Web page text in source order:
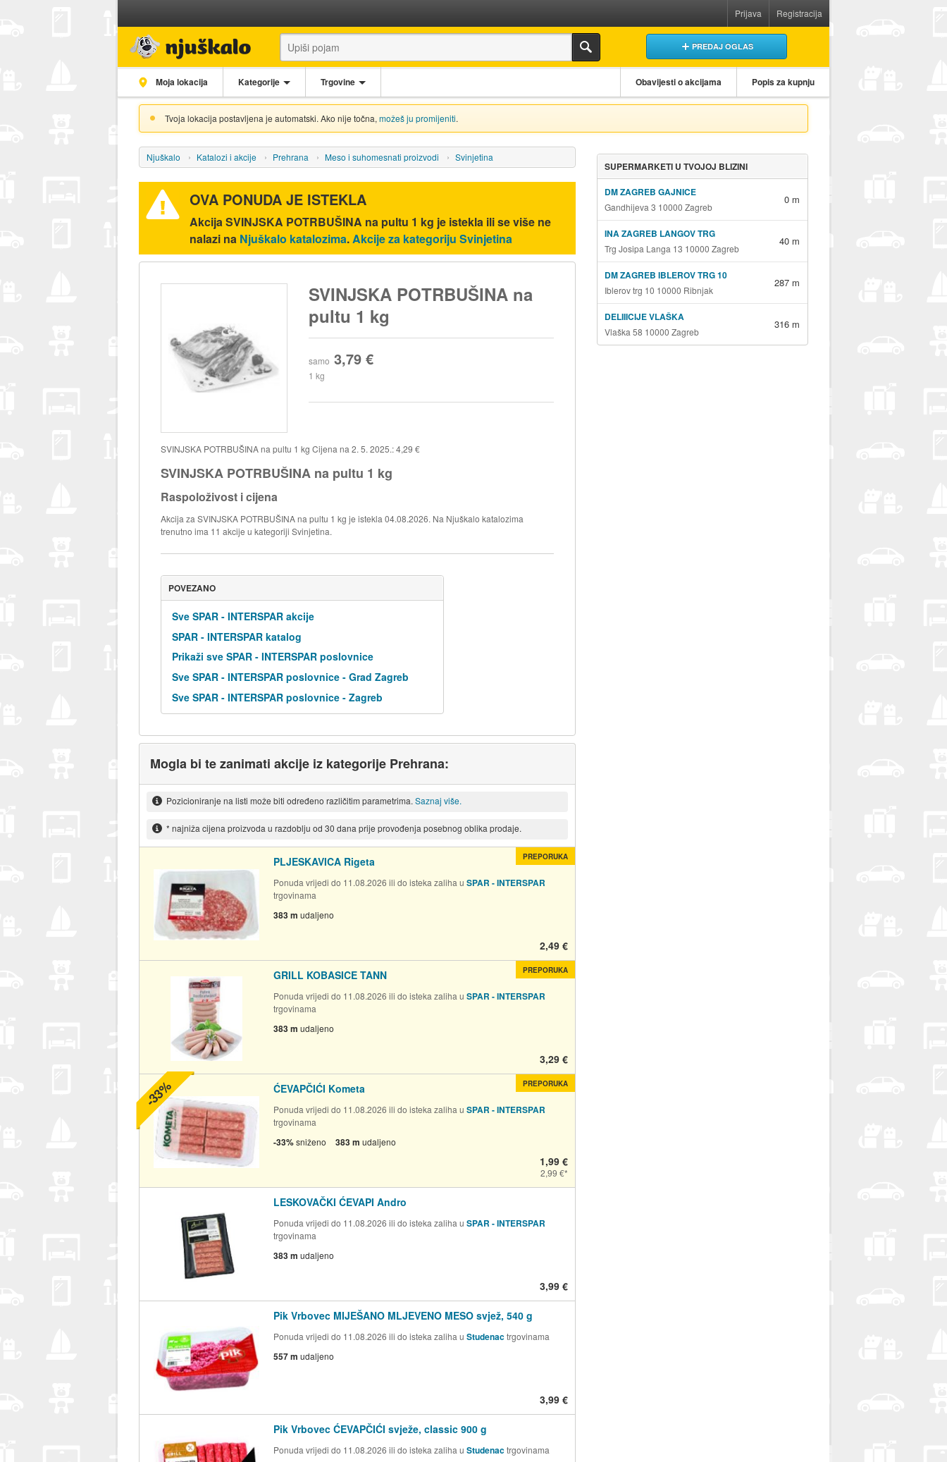
Prijava Registracija
PREDAJ OGLAS
Moja lokacija Kategorije Trgovine Obavijesti o akcijama Popis za kupnju
Tvoja lokacija postavljena je automatski. Ako nije točna, možeš ju promijeniti.
Njuškalo Katalozi i akcije Prehrana Meso i suhomesnati proizvodi Svinjetina
OVA PONUDA JE ISTEKLA
AkcijaSVINJSKA POTRBUŠINA na pultu 1 kg je istekla ili se više ne
nalazi na Njuškalo katalozima.Akcije za kategoriju Svinjetina
SVINJSKA POTRBUŠINA na
pultu 1 kg
samo 3,79 €
1 kg
SVINJSKA POTRBUŠINA na pultu 1 kg Cijena na 2. 5. 2025.: 4,29 €
SVINJSKA POTRBUŠINA na pultu 1 kg
Raspoloživost i cijena
Akcija za SVINJSKA POTRBUŠINA na pultu 1 kg je istekla 04.08.2026. Na Njuškalo katalozima
trenutno ima 11 akcije u kategoriji Svinjetina.
POVEZANO
Sve SPAR - INTERSPAR akcije
SPAR - INTERSPAR katalog
Prikaži sve SPAR - INTERSPAR poslovnice
Sve SPAR - INTERSPAR poslovnice - Grad Zagreb
Sve SPAR - INTERSPAR poslovnice - Zagreb
Mogla bi te zanimati akcije iz kategorije Prehrana:
Pozicioniranje na listi može biti određeno različitim parametrima. Saznaj više.
* najniža cijena proizvoda u razdoblju od 30 dana prije provođenja posebnog oblika prodaje.
PLJESKAVICA Rigeta
Ponuda vrijedi do 11.08.2026 ili do isteka zaliha u SPAR - INTERSPAR
trgovinama
383 m udaljeno
2,49 €
PREPORUKA
GRILL KOBASICE TANN
Ponuda vrijedi do 11.08.2026 ili do isteka zaliha u SPAR - INTERSPAR
trgovinama
383 m udaljeno
3,29 €
PREPORUKA
ĆEVAPČIĆI Kometa
Ponuda vrijedi do 11.08.2026 ili do isteka zaliha u SPAR - INTERSPAR
trgovinama
-33%sniženo 383 m udaljeno
1,99 €
2,99 €
PREPORUKA
-33%
LESKOVAČKI ĆEVAPI Andro
Ponuda vrijedi do 11.08.2026 ili do isteka zaliha u SPAR - INTERSPAR
trgovinama
383 m udaljeno
3,99 €
Pik Vrbovec MIJEŠANO MLJEVENO MESO svjež, 540 g
Ponuda vrijedi do 11.08.2026 ili do isteka zaliha u Studenactrgovinama
557 m udaljeno
3,99 €
Pik Vrbovec ĆEVAPČIĆI svježe, classic 900 g
Ponuda vrijedi do 11.08.2026 ili do isteka zaliha u Studenactrgovinama
SUPERMARKETI U TVOJOJ BLIZINI
DM ZAGREB GAJNICE
Gandhijeva 3 10000 Zagreb
0 m
INA ZAGREB LANGOV TRG
Trg Josipa Langa 13 10000 Zagreb
40 m
DM ZAGREB IBLEROV TRG 10
Iblerov trg 10 10000 Ribnjak
287 m
DELIIICIJE VLAŠKA
Vlaška 58 10000 Zagreb
316 m